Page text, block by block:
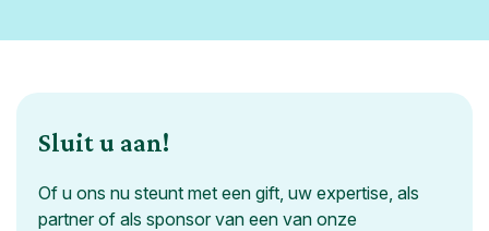
Sluit u aan!
Of u ons nu steunt met een gift, uw expertise, als
partner of als sponsor van een van onze